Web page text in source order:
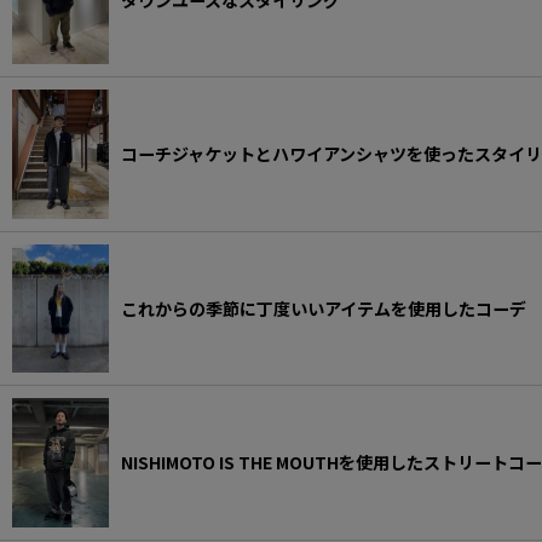
コーチジャケットとハワイアンシャツを使ったスタイリ
これからの季節に丁度いいアイテムを使用したコーデ
NISHIMOTO IS THE MOUTHを使用したストリートコー
DELUXE スタイリング
HIDE AND SEEK スタイリング
hobo スタイリング
HTC スタイリング
Last Resort AB スタイリング
Liberaiders スタイリング
MADNESS スタイリング
MAGIC STICK スタイリング
MASSES スタイリング
MINEDENIM スタイリング